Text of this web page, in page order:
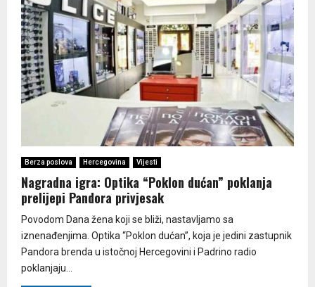
Berza poslova Hercegovina Vijesti
Nagradna igra: Optika “Poklon dućan” poklanja
prelijepi Pandora privjesak
Povodom Dana žena koji se bliži, nastavljamo sa
iznenađenjima. Optika “Poklon dućan”, koja je jedini zastupnik
Pandora brenda u istočnoj Hercegovini i Padrino radio
poklanjaju...